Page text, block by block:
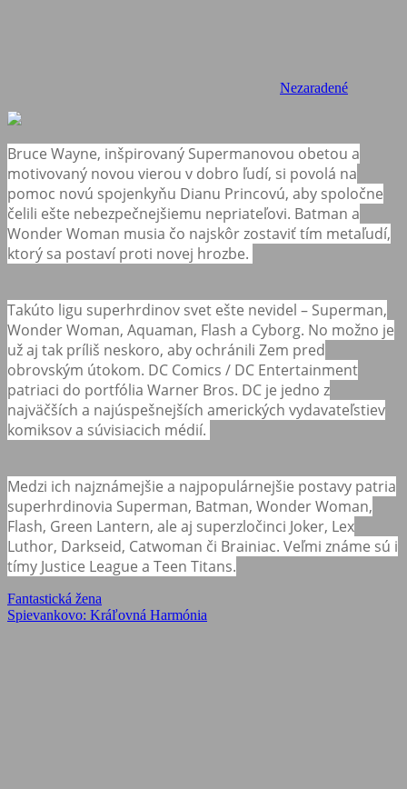
Nezaradené
Bruce Wayne, inšpirovaný Supermanovou obetou a
motivovaný novou vierou v dobro ľudí, si povolá na
pomoc novú spojenkyňu Dianu Princovú, aby spoločne
čelili ešte nebezpečnejšiemu nepriateľovi. Batman a
Wonder Woman musia čo najskôr zostaviť tím metaľudí,
ktorý sa postaví proti novej hrozbe.
Takúto ligu superhrdinov svet ešte nevidel – Superman,
Wonder Woman, Aquaman, Flash a Cyborg. No možno je
už aj tak príliš neskoro, aby ochránili Zem pred
obrovským útokom. DC Comics / DC Entertainment
patriaci do portfólia Warner Bros. DC je jedno z
najväčších a najúspešnejších amerických vydavateľstiev
komiksov a súvisiacich médií.
Medzi ich najznámejšie a najpopulárnejšie postavy patria
superhrdinovia Superman, Batman, Wonder Woman,
Flash, Green Lantern, ale aj superzločinci Joker, Lex
Luthor, Darkseid, Catwoman či Brainiac. Veľmi známe sú i
tímy Justice League a Teen Titans.
Navigácia
v
Previous
Post:
Fantastická žena
Next
Spievankovo: Kráľovná Harmónia